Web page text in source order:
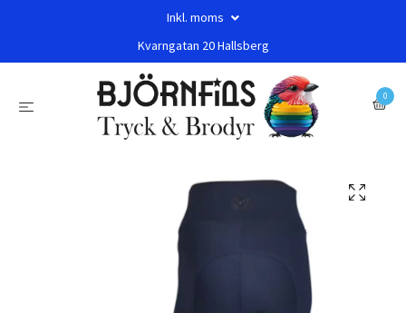
Inkl. moms
Kvarngatan 20 Hallsberg
0